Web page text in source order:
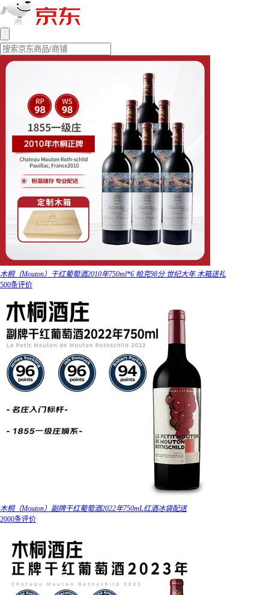
木桐（Mouton）干红葡萄酒2010年750ml*6 帕克98分 世纪大年 木箱送礼
500条评价
木桐（Mouton）副牌干红葡萄酒2022年750mL红酒冰袋配送
2000条评价